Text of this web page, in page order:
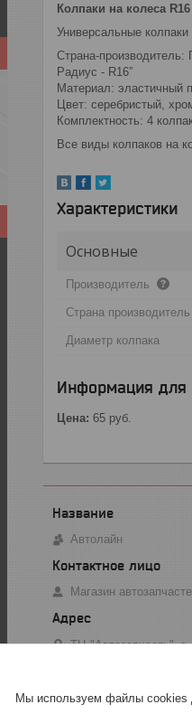
Колпаки на колеса
Универсальные колпаки
Страна-
Радиус - R16”
Материал: эластичный
Цвет: серебристый,
Комплектность: 4
Все виды колпаков на
Характеристики
Основные
Производитель
Страна производитель
Диаметр колпака
Информация для
Цена: 65 руб.
Автолайн
Магазин
ТЦ "Автозапчасть",
Мы используем файлы cookies